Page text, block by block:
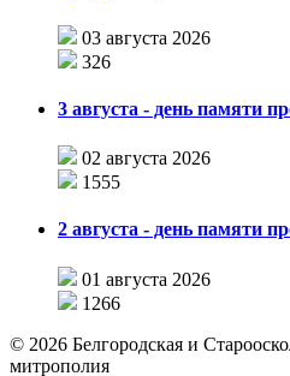
03 августа 2026
326
3 августа - день памяти
02 августа 2026
1555
2 августа - день памяти
01 августа 2026
1266
© 2026 Белгородская и
митрополия